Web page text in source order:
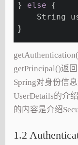
} else {
String
}
getPrincipal()返
Spring对身份信
UserDetails的介
的内容是介绍
1.2